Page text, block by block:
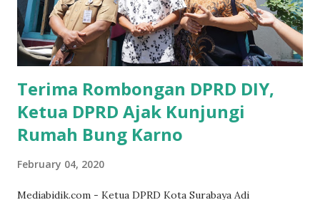
yakin masyarakat sangat senang sekali," ucap pria yang
akrab dipanggil Gus Udin tersebut. Apalagi menyambut
MEA, seharusnya pelaku UMKM sudah mengerti kalau ada
dana pinjaman unt...
Terima Rombongan DPRD DIY,
Ketua DPRD Ajak Kunjungi
Rumah Bung Karno
February 04, 2020
Mediabidik.com - Ketua DPRD Kota Surabaya Adi